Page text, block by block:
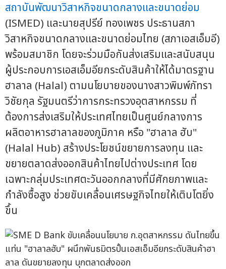
สถาบันพัฒนาวิสาหกิจขนาดกลางและขนาดย่อม
(ISMED) และนายสุปรีย์ ทองเพชร ประธานสภา
วิสาหกิจขนาดกลางและขนาดย่อมไทย (สภาเอสเอ็มอี)
พร้อมสมาชิก โดยจะร่วมมือกันส่งเสริมและสนับสนุน
ผู้ประกอบการเอสเอ็มอียกระดับสินค้าให้ได้มาตรฐาน
ฮาลาล (Halal) ตามนโยบายของนางสาวพิมพ์ภัทรา
วิชัยกุล รัฐมนตรีว่าการกระทรวงอุตสาหกรรม ที่
ต้องการส่งเสริมให้ประเทศไทยเป็นศูนย์กลางการ
ผลิตอาหารฮาลาลของภูมิภาค หรือ "ฮาลาล ฮับ"
(Halal Hub) สร้างประโยชน์ขยายการลงทุน และ
ขยายตลาดส่งออกสินค้าไทยไปต่างประเทศ โดย
เฉพาะกลุ่มประเทศตะวันออกกลางที่มีศักยภาพและ
กำลังซื้อสูง ช่วยขับเคลื่อนเศรษฐกิจไทยให้เติบโตยิ่ง
ขึ้น